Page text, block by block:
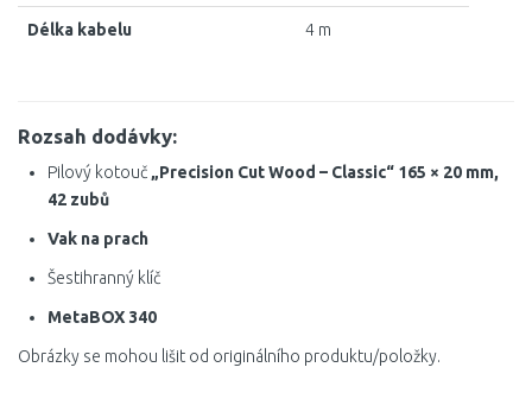
Délka kabelu 4 m
Rozsah dodávky:
Pilový kotouč „Precision Cut Wood – Classic“ 165 × 20 mm,
42 zubů
Vak na prach
Šestihranný klíč
MetaBOX 340
Obrázky se mohou lišit od originálního produktu/položky.